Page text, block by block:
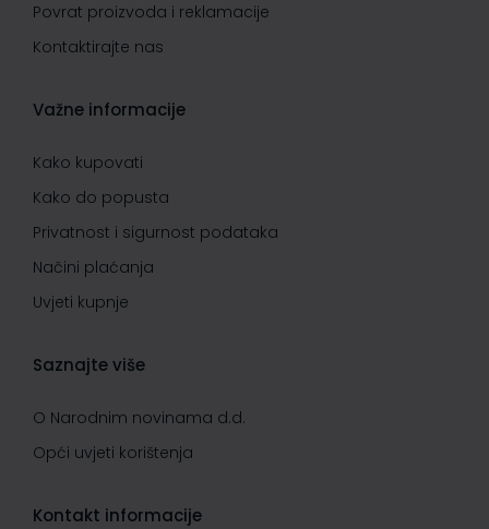
Povrat proizvoda i reklamacije
Kontaktirajte nas
Važne informacije
Kako kupovati
Kako do popusta
Privatnost i sigurnost podataka
Načini plaćanja
Uvjeti kupnje
Saznajte više
O Narodnim novinama d.d.
Opći uvjeti korištenja
Kontakt informacije